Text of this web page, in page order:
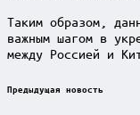
Таким образом,
важным шагом в
между Россией и
Post
Предыдущая новость